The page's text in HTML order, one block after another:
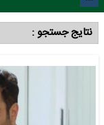
نتایج جستجو :